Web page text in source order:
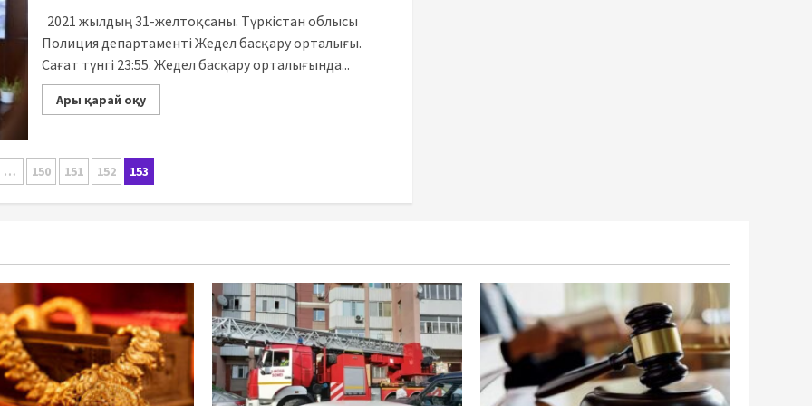
2021 жылдың 31-желтоқсаны. Түркістан облысы
Полиция департаменті Жедел басқару орталығы.
Сағат түнгі 23:55. Жедел басқару орталығында...
Ары қарай оқу
… 150 151 152 153